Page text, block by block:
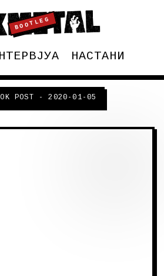
BOOTLEG
НАСТАНИ
POST - 2020-01-05